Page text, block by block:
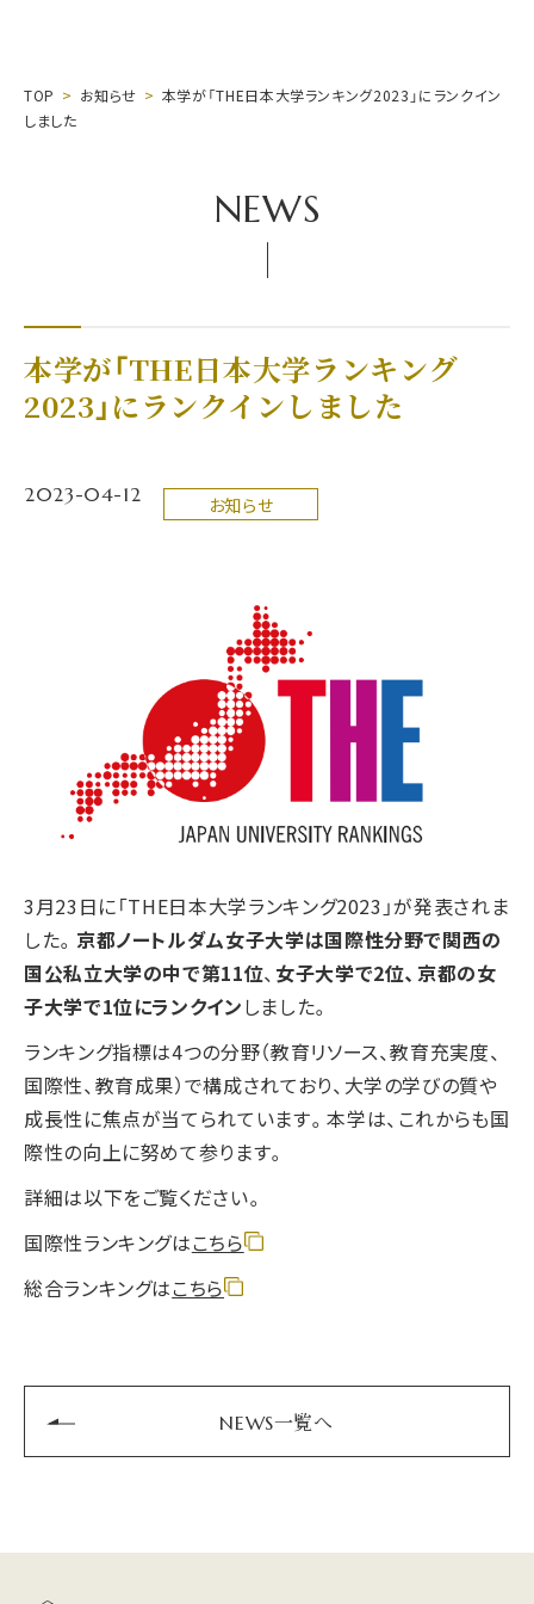
TOP お知らせ
本学が「THE日本大学ランキング2023」にランクイン
しました
NEWS
本学が「THE日本大学ランキング
2023」にランクインしました
2023-04-12 お知らせ
3月23日に「THE日本大学ランキング2023」が発表されま
した。 京都ノートルダム女子大学は国際性分野で関西の
国公私立大学の中で第11位、 女子大学で2位、 京都の女
子大学で1位にランクインしました。
ランキング指標は4つの分野（教育リソース、教育充実度、
国際性、教育成果）で構成されており、大学の学びの質や
成長性に焦点が当てられています。本学は、これからも国
際性の向上に努めて参ります。
詳細は以下をご覧ください。
国際性ランキングはこちら
総合ランキングはこちら
NEWS一覧へ